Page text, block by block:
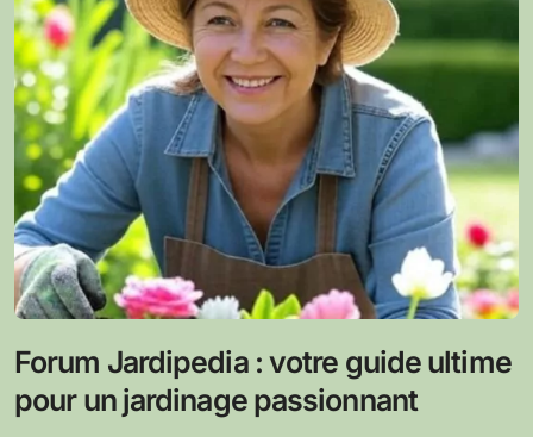
Forum Jardipedia : votre guide ultime
pour un jardinage passionnant